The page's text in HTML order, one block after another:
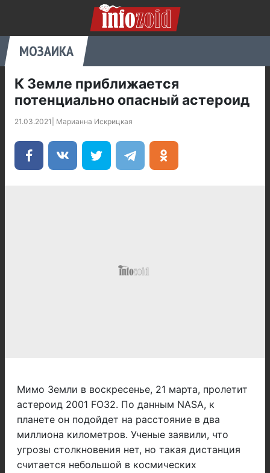
МОЗАИКА
К Земле приближается
потенциально опасный астероид
21.03.2021 Марианна Искрицкая
Мимо Земли в воскресенье, 21 марта, пролетит
астероид 2001 FO32. По данным NASA, к
планете он подойдет на расстояние в два
миллиона километров. Ученые заявили, что
угрозы столкновения нет, но такая дистанция
считается небольшой в космических